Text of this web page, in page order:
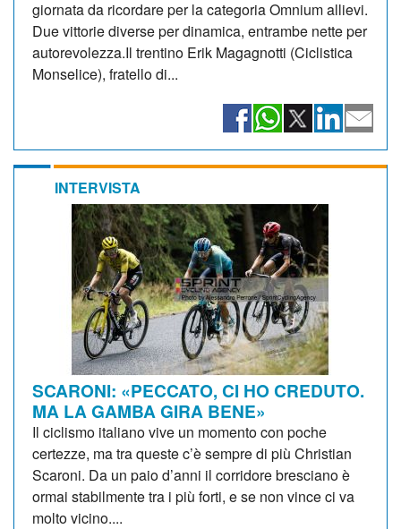
giornata da ricordare per la categoria Omnium allievi.
Due vittorie diverse per dinamica, entrambe nette per
autorevolezza.Il trentino Erik Magagnotti (Ciclistica
Monselice), fratello di...
INTERVISTA
SCARONI: «PECCATO, CI HO CREDUTO.
MA LA GAMBA GIRA BENE»
Il ciclismo italiano vive un momento con poche
certezze, ma tra queste c’è sempre di più Christian
Scaroni. Da un paio d’anni il corridore bresciano è
ormai stabilmente tra i più forti, e se non vince ci va
molto vicino....